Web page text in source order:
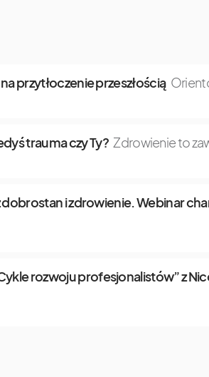
przytłoczenie przeszłością
trauma czy Ty? Zdrowienie to
dobrostan i zdrowienie. Webinar
rozwoju profesjonalistów” z